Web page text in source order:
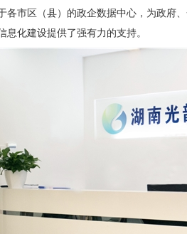
各市区（县）的政企数据中心，为政府
息化建设提供了强有力的支持。